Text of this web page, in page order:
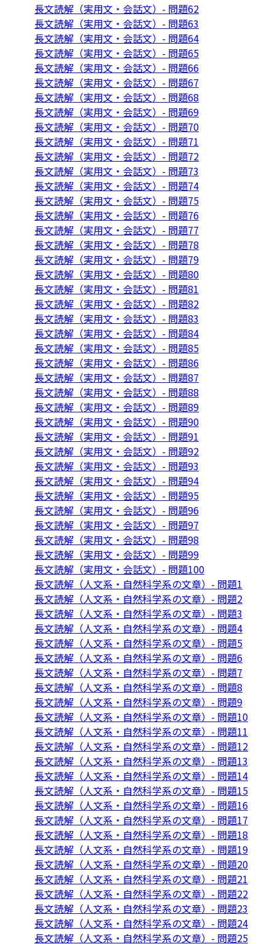
長文読解（実用文・会話文）- 問題62
長文読解（実用文・会話文）- 問題63
長文読解（実用文・会話文）- 問題64
長文読解（実用文・会話文）- 問題65
長文読解（実用文・会話文）- 問題66
長文読解（実用文・会話文）- 問題67
長文読解（実用文・会話文）- 問題68
長文読解（実用文・会話文）- 問題69
長文読解（実用文・会話文）- 問題70
長文読解（実用文・会話文）- 問題71
長文読解（実用文・会話文）- 問題72
長文読解（実用文・会話文）- 問題73
長文読解（実用文・会話文）- 問題74
長文読解（実用文・会話文）- 問題75
長文読解（実用文・会話文）- 問題76
長文読解（実用文・会話文）- 問題77
長文読解（実用文・会話文）- 問題78
長文読解（実用文・会話文）- 問題79
長文読解（実用文・会話文）- 問題80
長文読解（実用文・会話文）- 問題81
長文読解（実用文・会話文）- 問題82
長文読解（実用文・会話文）- 問題83
長文読解（実用文・会話文）- 問題84
長文読解（実用文・会話文）- 問題85
長文読解（実用文・会話文）- 問題86
長文読解（実用文・会話文）- 問題87
長文読解（実用文・会話文）- 問題88
長文読解（実用文・会話文）- 問題89
長文読解（実用文・会話文）- 問題90
長文読解（実用文・会話文）- 問題91
長文読解（実用文・会話文）- 問題92
長文読解（実用文・会話文）- 問題93
長文読解（実用文・会話文）- 問題94
長文読解（実用文・会話文）- 問題95
長文読解（実用文・会話文）- 問題96
長文読解（実用文・会話文）- 問題97
長文読解（実用文・会話文）- 問題98
長文読解（実用文・会話文）- 問題99
長文読解（実用文・会話文）- 問題100
長文読解（人文系・自然科学系の文章）- 問題1
長文読解（人文系・自然科学系の文章）- 問題2
長文読解（人文系・自然科学系の文章）- 問題3
長文読解（人文系・自然科学系の文章）- 問題4
長文読解（人文系・自然科学系の文章）- 問題5
長文読解（人文系・自然科学系の文章）- 問題6
長文読解（人文系・自然科学系の文章）- 問題7
長文読解（人文系・自然科学系の文章）- 問題8
長文読解（人文系・自然科学系の文章）- 問題9
長文読解（人文系・自然科学系の文章）- 問題10
長文読解（人文系・自然科学系の文章）- 問題11
長文読解（人文系・自然科学系の文章）- 問題12
長文読解（人文系・自然科学系の文章）- 問題13
長文読解（人文系・自然科学系の文章）- 問題14
長文読解（人文系・自然科学系の文章）- 問題15
長文読解（人文系・自然科学系の文章）- 問題16
長文読解（人文系・自然科学系の文章）- 問題17
長文読解（人文系・自然科学系の文章）- 問題18
長文読解（人文系・自然科学系の文章）- 問題19
長文読解（人文系・自然科学系の文章）- 問題20
長文読解（人文系・自然科学系の文章）- 問題21
長文読解（人文系・自然科学系の文章）- 問題22
長文読解（人文系・自然科学系の文章）- 問題23
長文読解（人文系・自然科学系の文章）- 問題24
長文読解（人文系・自然科学系の文章）- 問題25